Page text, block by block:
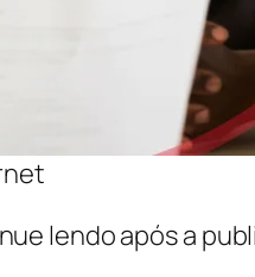
lendo após a